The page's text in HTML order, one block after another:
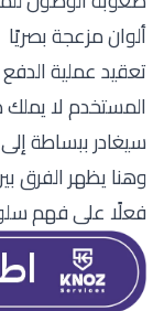
ألوان مزعجة بصريًا
تعقيد عملية الدفع
المستخدم لا يملك
سيغادر ببساطة
وهنا يظهر الفرق
فعلًا على فهم